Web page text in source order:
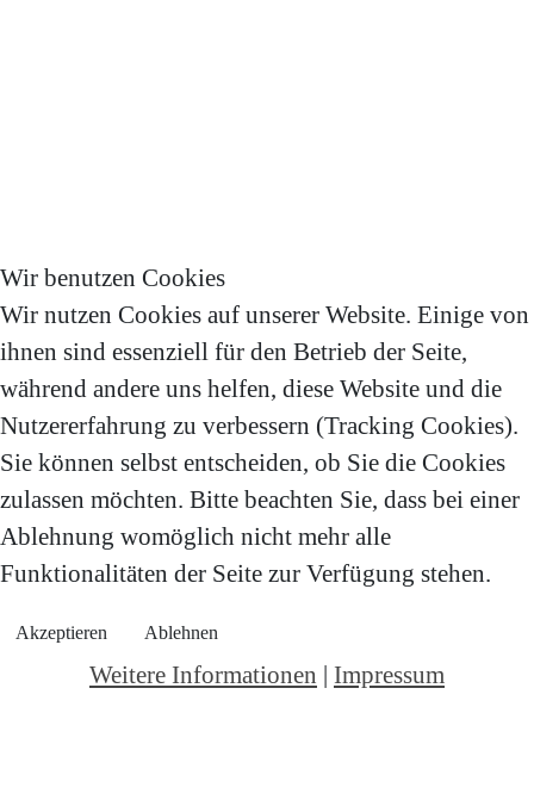
Wir benutzen Cookies
Wir nutzen Cookies auf unserer Website. Einige von
ihnen sind essenziell für den Betrieb der Seite,
während andere uns helfen, diese Website und die
Nutzererfahrung zu verbessern (Tracking Cookies).
Sie können selbst entscheiden, ob Sie die Cookies
zulassen möchten. Bitte beachten Sie, dass bei einer
Ablehnung womöglich nicht mehr alle
Funktionalitäten der Seite zur Verfügung stehen.
Akzeptieren Ablehnen
Weitere Informationen | Impressum